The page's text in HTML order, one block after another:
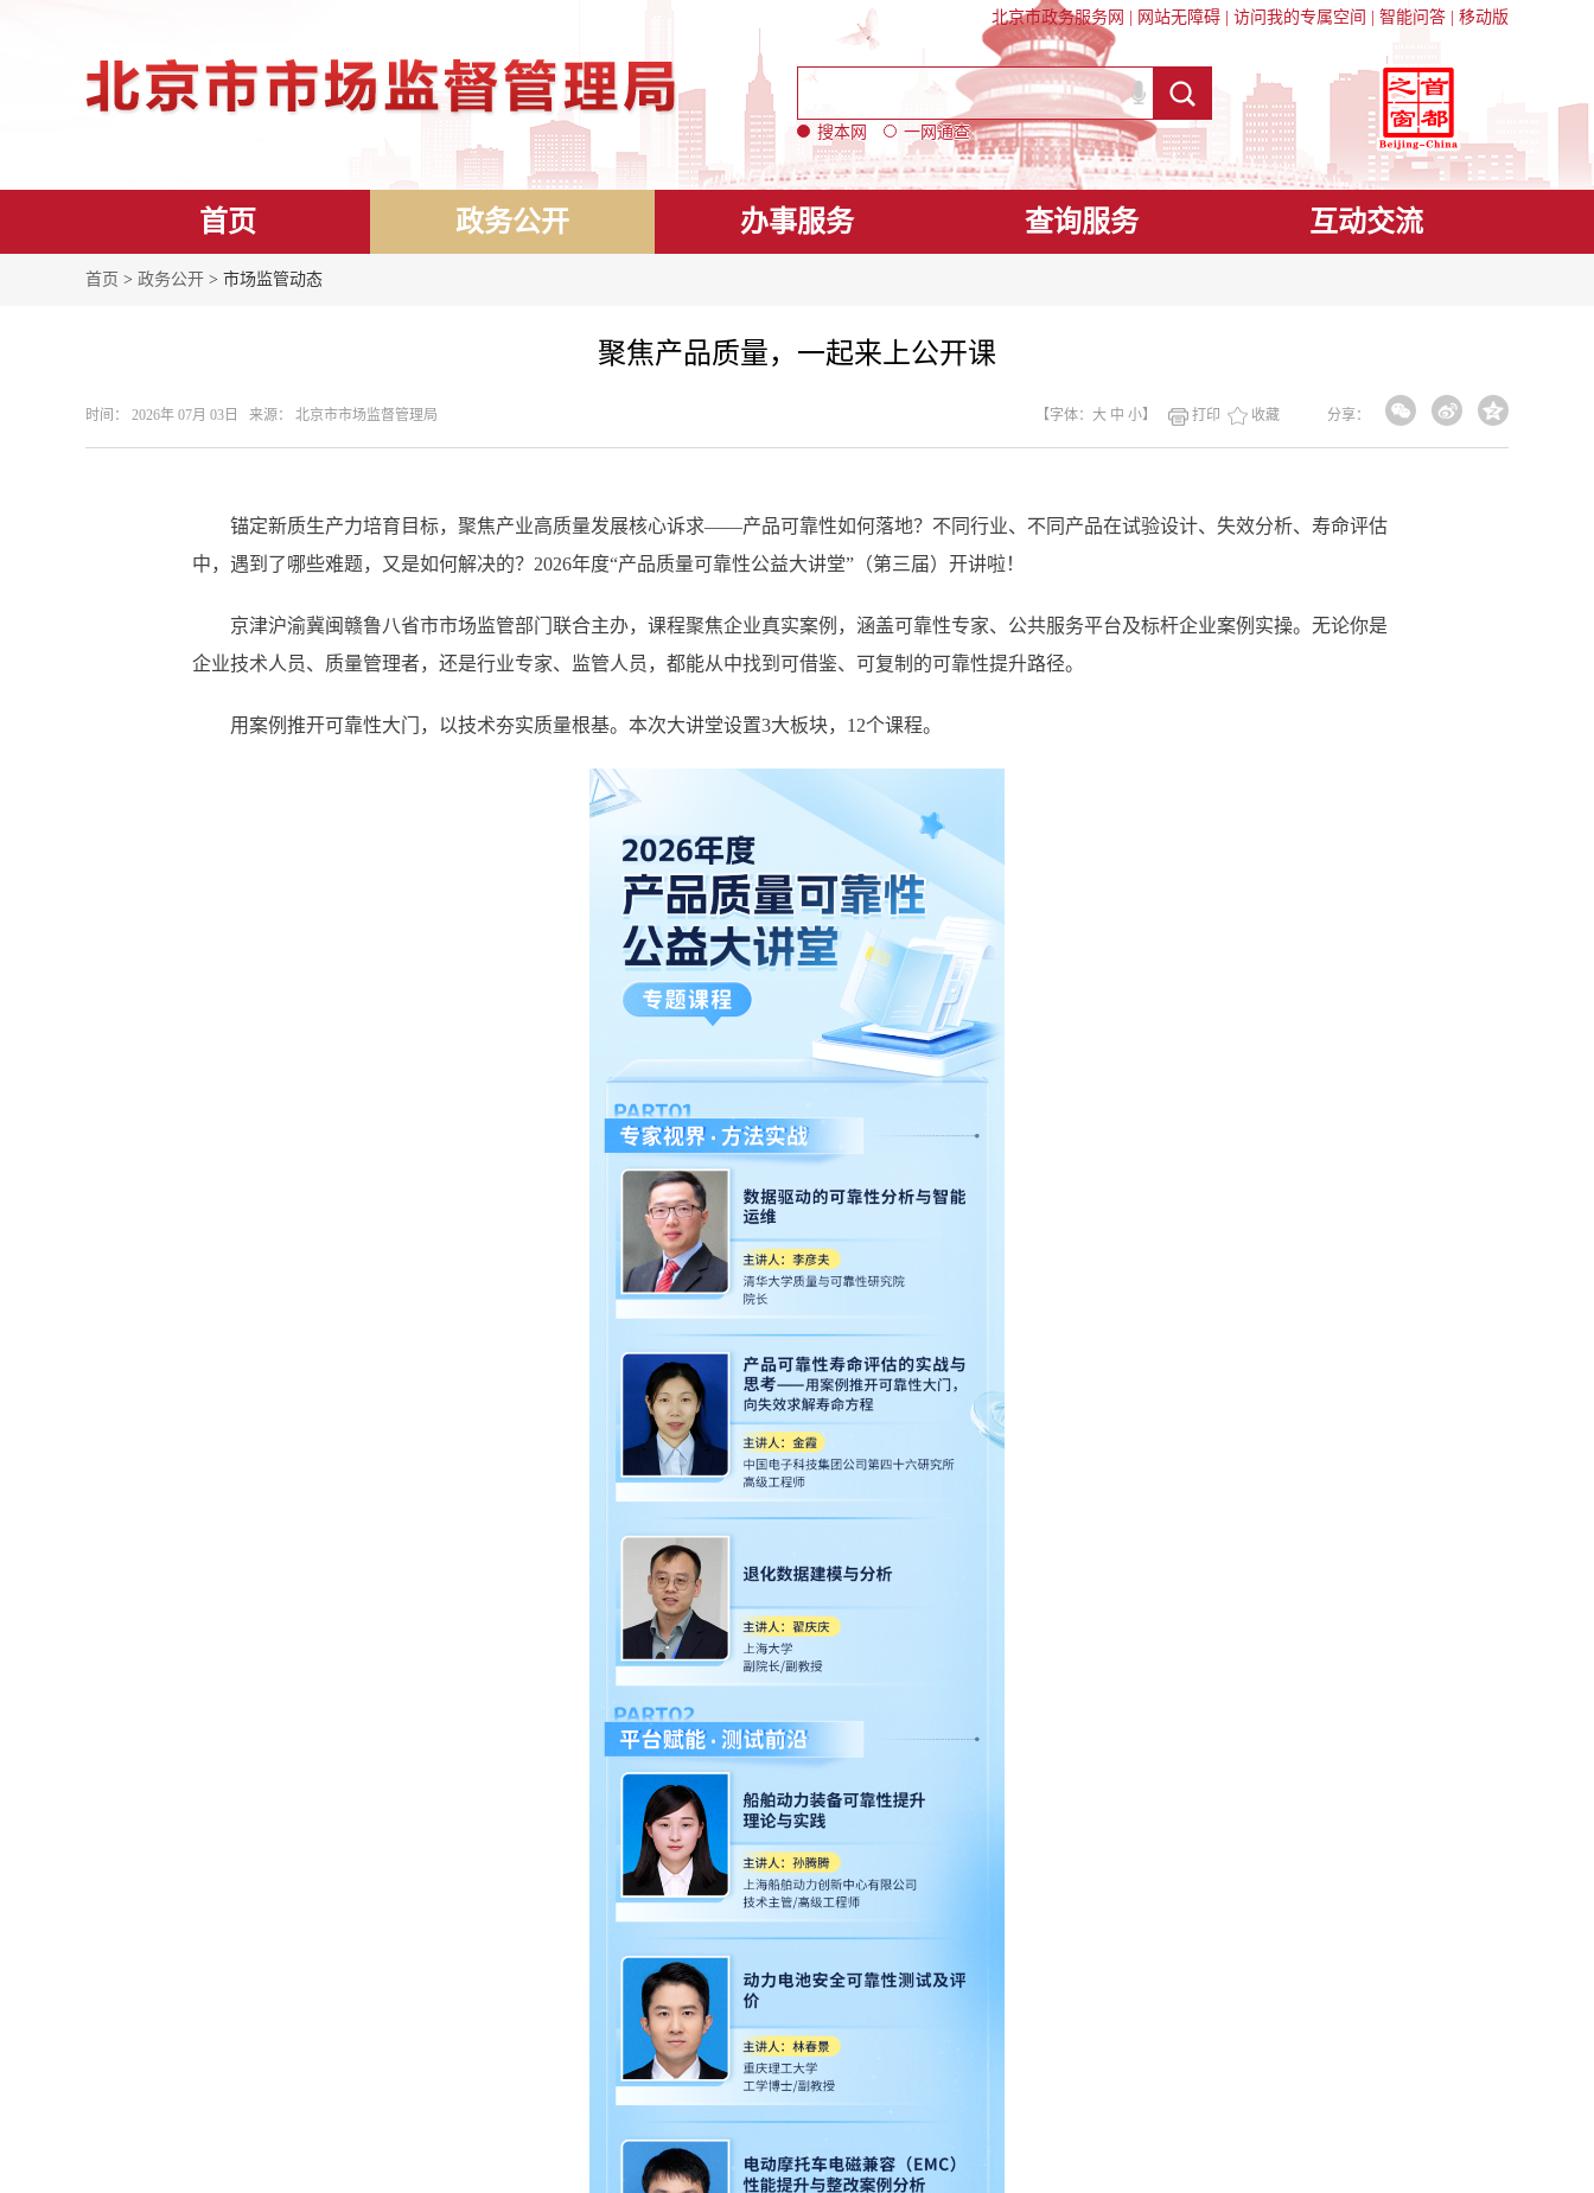
北京市政务服务网 网站无障碍 访问我的专属空间 智能问答 移动版
搜本网 一网通查
首页 政务公开 办事服务 查询服务 互动交流
首页 > 政务公开 > 市场监管动态
聚焦产品质量，一起来上公开课
时间： 2026年 07月 03日 来源： 北京市市场监督管理局 分享：
【字体： 大 中 小】 打印 收藏
锚定新质生产力培育目标，聚焦产业高质量发展核心诉求——产品可靠性如何落地？不同行业、不同产品在试验设计、失效分析、寿命评估
中，遇到了哪些难题，又是如何解决的？2026年度“产品质量可靠性公益大讲堂”（第三届）开讲啦！
京津沪渝冀闽赣鲁八省市市场监管部门联合主办，课程聚焦企业真实案例，涵盖可靠性专家、公共服务平台及标杆企业案例实操。无论你是
企业技术人员、质量管理者，还是行业专家、监管人员，都能从中找到可借鉴、可复制的可靠性提升路径。
用案例推开可靠性大门，以技术夯实质量根基。本次大讲堂设置3大板块，12个课程。